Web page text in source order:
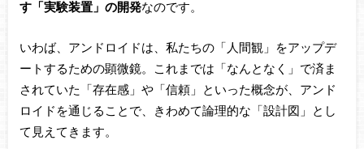
す「実験装置」の開発なのです。
いわば、アンドロイドは、私たちの「人間観」をアップデ
ートするための顕微鏡。これまでは「なんとなく」で済ま
されていた「存在感」や「信頼」といった概念が、アンド
ロイドを通じることで、きわめて論理的な「設計図」とし
て見えてきます。